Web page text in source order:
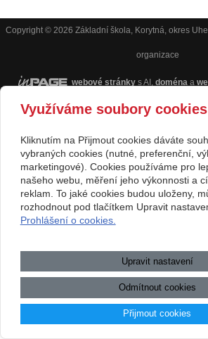
Copyright © 2026 Základní škola, Korytná, okres
organizace
webové stránky s AI, doména a
registrátora v ČR
Přístupnost webových stránek|GDPR|
informace
.:.
Využíváme soubory cookies
Kliknutím na Přijmout cookies dáváte
vybraných cookies (nutné, preferenční,
marketingové). Cookies používáme pro
našeho webu, měření jeho výkonnosti a
reklam. To jaké cookies budou uloženy,
rozhodnout pod tlačítkem Upravit
Prohlášení o cookies.
Upravit nastavení
Odmítnout cookies
Přijmout cookies